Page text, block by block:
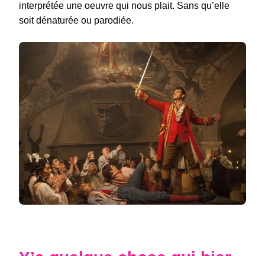
interprétée une oeuvre qui nous plait. Sans qu’elle
soit dénaturée ou parodiée.